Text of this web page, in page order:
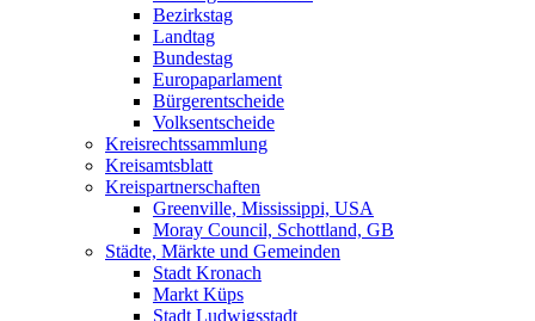
Bezirkstag
Landtag
Bundestag
Europaparlament
Bürgerentscheide
Volksentscheide
Kreisrechtssammlung
Kreisamtsblatt
Kreispartnerschaften
Greenville, Mississippi, USA
Moray Council, Schottland, GB
Städte, Märkte und Gemeinden
Stadt Kronach
Markt Küps
Stadt Ludwigsstadt